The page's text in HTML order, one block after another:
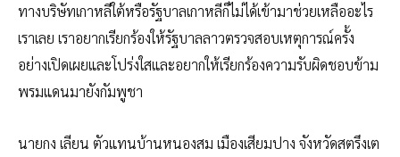
ทางบริษัทเกาหลีใต้หรือรัฐบาลเกาหลีก็ไม่ได้เข้ามาช่วยเหลืออะไร
เราเลย เราอยากเรียกร้องให้รัฐบาลลาวตรวจสอบเหตุการณ์ครั้ง
อย่างเปิดเผยและโปร่งใสและอยากให้เรียกร้องความรับผิดชอบข้าม
พรมแดนมายังกัมพูชา
นายกง เลียน ตัวแทนบ้านหนองสม เมืองเสียมปาง จังหวัดสตรึงเต